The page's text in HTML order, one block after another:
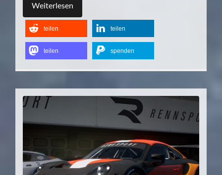
Weiterlesen
teilen teilen
teilen spenden